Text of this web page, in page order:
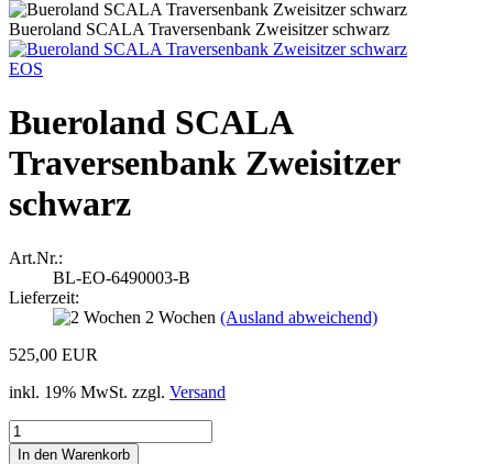
Bueroland SCALA Traversenbank Zweisitzer schwarz
EOS
Bueroland SCALA
Traversenbank Zweisitzer
schwarz
Art.Nr.:
BL-EO-6490003-B
Lieferzeit:
2 Wochen (Ausland abweichend)
525,00 EUR
inkl. 19% MwSt. zzgl. Versand